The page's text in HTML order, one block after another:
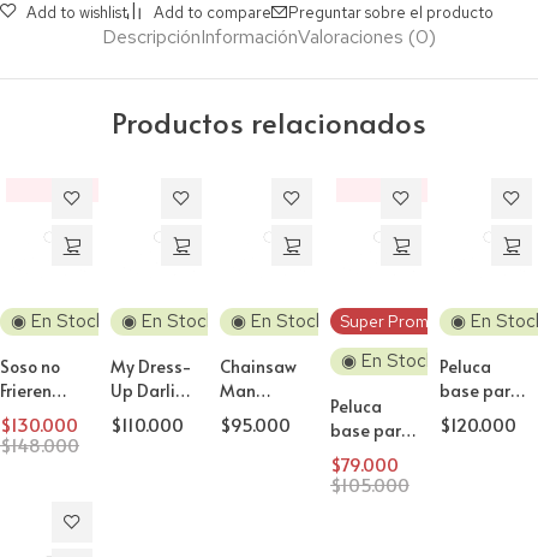
Add to wishlist Add to compare Preguntar sobre el producto
DescripciónInformaciónValoraciones (0)
Productos relacionados
◉ En Stock
Soso no
Frieren
Fieren
Peluca
$148.000
$130.000
◉ En Stock
My Dress-
Up Darling
Marin
Kitagawa
$110.000
◉ En Stock
Chainsaw
Man
Kobeni
Higashiyama
$95.000
Super Promo!
◉ En Stock
Peluca
base para
Cosplay
lisa 80cm
$105.000
$79.000
◉ En
Peluca
base para
Cosplay
100cm sin
$120.000